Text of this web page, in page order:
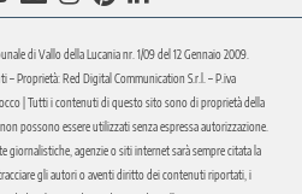
di Vallo della Lucania nr. 1/09 del 12 Gennaio 2009.
– Proprietà: Red Digital Communication S.r.l. – P.iva
| Tutti i contenuti di questo sito sono di proprietà della
possono essere utilizzati senza espressa autorizzazione.
giornalistiche, agenzie o siti internet sarà sempre citata la
gli autori o aventi diritto dei contenuti riportati, i